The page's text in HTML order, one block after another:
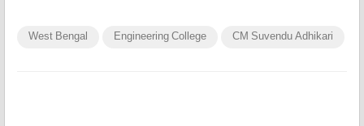
West Bengal Engineering College CM Suvendu Adhikari